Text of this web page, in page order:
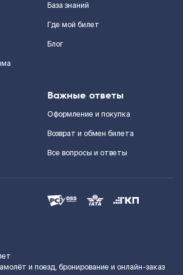
База знаний
Где мой билет
Блог
Важные ответы
Оформление и покупка
Возврат и обмен билета
Все вопросы и ответы
и поезд, бронирование и онлайн-заказ